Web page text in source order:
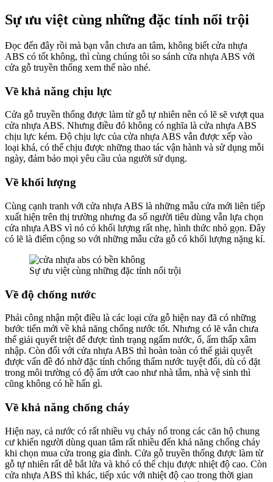
Giới thiệu CEO
Sự ưu việt cùng những đặc tính nổi trội
Đọc đến đây rồi mà bạn vẫn chưa an tâm, không biết cửa nhựa
ABS có tốt không, thì cùng chúng tôi so sánh cửa nhựa ABS với
cửa gỗ truyền thống xem thế nào nhé.
Về khả năng chịu lực
Cửa gỗ truyền thống được làm từ gỗ tự nhiên nên có lẽ sẽ vượt qua
cửa nhựa ABS. Nhưng điều đó không có nghĩa là cửa nhựa ABS
chịu lực kém. Độ chịu lực của cửa nhựa ABS vẫn được xếp vào
loại khá, có thể chịu được những thao tác vận hành và sử dụng mỗi
ngày, đảm bảo mọi yêu cầu của người sử dụng.
Về khối lượng
Cùng cạnh tranh với cửa nhựa ABS là những mẫu cửa mới liên tiếp
xuất hiện trên thị trường nhưng đa số người tiêu dùng vẫn lựa chọn
cửa nhựa ABS vì nó có khối lượng rất nhẹ, hình thức nhỏ gọn. Đây
có lẽ là điểm cộng so với những mẫu cửa gỗ có khối lượng nặng kí.
Sự ưu việt cùng những đặc tính nổi trội
Về độ chống nước
Phải công nhận một điều là các loại cửa gỗ hiện nay đã có những
bước tiến mới về khả năng chống nước tốt. Nhưng có lẽ vẫn chưa
thể giải quyết triệt để được tình trạng ngấm nước, ố, ẩm thấp xâm
nhập. Còn đối với cửa nhựa ABS thì hoàn toàn có thể giải quyết
được vấn đề đó nhờ đặc tính chống thấm nước tuyệt đối, dù có đặt
trong môi trường có độ ẩm ướt cao như nhà tắm, nhà vệ sinh thì
cũng không có hề hấn gì.
Về khả năng chống cháy
Hiện nay, cả nước có rất nhiều vụ cháy nổ trong các căn hộ chung
cư khiến người dùng quan tâm rất nhiều đến khả năng chống cháy
khi chọn mua cửa trong gia đình. Cửa gỗ truyền thống được làm từ
gỗ tự nhiên rất dễ bắt lửa và khó có thể chịu được nhiệt độ cao. Còn
cửa nhựa ABS thì khác, tiếp xúc với nhiệt độ cao trong thời gian